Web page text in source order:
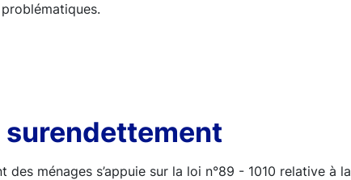
surendettement
ménages s’appuie sur la loi n°89 - 1010 relative à la